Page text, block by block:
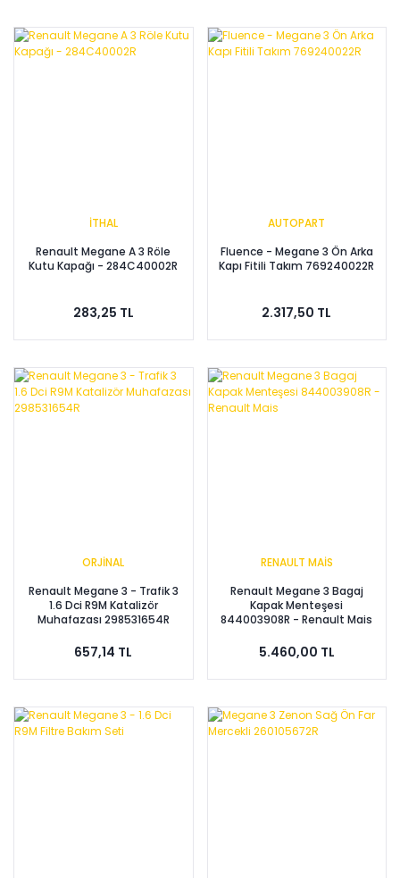
İTHAL
Renault Megane A 3 Röle
Kutu Kapağı - 284C40002R
283,25 TL
AUTOPART
Fluence - Megane 3 Ön Arka
Kapı Fitili Takım 769240022R
2.317,50 TL
ORJİNAL
Renault Megane 3 - Trafik 3
1.6 Dci R9M Katalizör
Muhafazası 298531654R
657,14 TL
RENAULT MAİS
Renault Megane 3 Bagaj
Kapak Menteşesi
844003908R - Renault Mais
5.460,00 TL